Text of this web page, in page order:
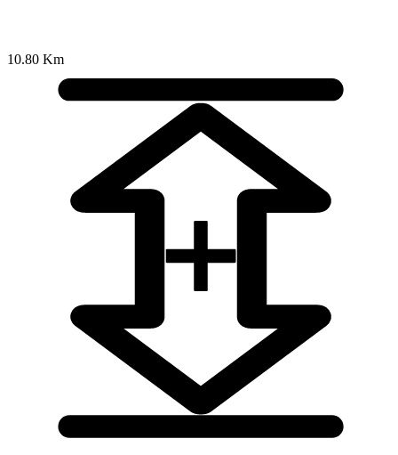
10.80 Km